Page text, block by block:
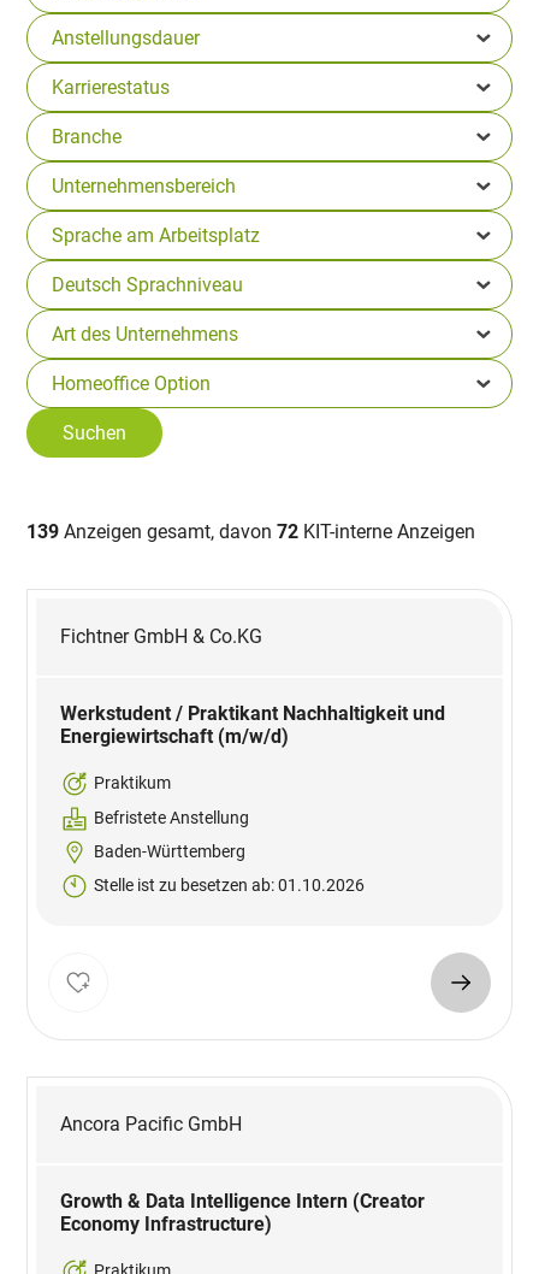
139 Anzeigen gesamt, davon72 KIT-interne Anzeigen
Fichtner GmbH & Co.KG
Werkstudent / Praktikant Nachhaltigkeit und
Energiewirtschaft (m/w/d)
Praktikum
Befristete Anstellung
Baden-Württemberg
Stelle ist zu besetzen ab: 01.10.2026
Ancora Pacific GmbH
Growth & Data Intelligence Intern (Creator
Economy Infrastructure)